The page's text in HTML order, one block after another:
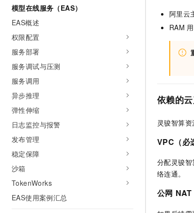
模型在线服务（EAS）
EAS概述
权限配置
服务部署
服务调试与压测
服务调用
异步推理
弹性伸缩
日志监控与报警
发布管理
稳定保障
沙箱
TokenWorks
EAS使用案例汇总
阿里云
RAM
依赖的
灵骏智算
VPC（必
分配灵骏
络连通。
公网 NAT
10 分钟在聊天